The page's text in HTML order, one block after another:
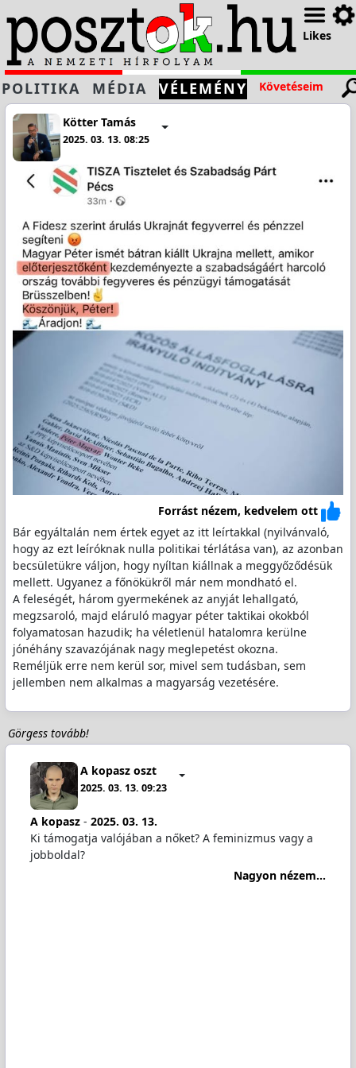
Likes
POLITIKA MÉDIA VÉLEMÉNY Követéseim
Kötter Tamás
2025. 03. 13. 08:25
Forrást nézem, kedvelem ott
Bár egyáltalán nem értek egyet az itt leírtakkal (nyilvánvaló,
hogy az ezt leíróknak nulla politikai térlátása van), az azonban
becsületükre váljon, hogy nyíltan kiállnak a meggyőződésük
mellett. Ugyanez a főnökükről már nem mondható el.
A feleségét, három gyermekének az anyját lehallgató,
megzsaroló, majd eláruló magyar péter taktikai okokból
folyamatosan hazudik; ha véletlenül hatalomra kerülne
jónéhány szavazójának nagy meglepetést okozna.
Reméljük erre nem kerül sor, mivel sem tudásban, sem
jellemben nem alkalmas a magyarság vezetésére.
Görgess tovább!
A kopasz oszt
2025. 03. 13. 09:23
A kopasz- 2025. 03. 13.
Ki támogatja valójában a nőket? A feminizmus vagy a
jobboldal?
Nagyon nézem...